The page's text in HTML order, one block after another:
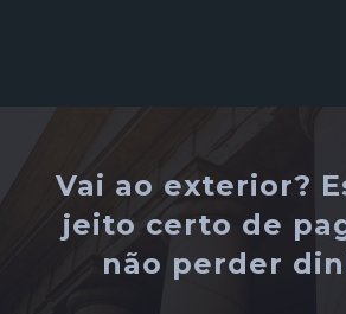
Vai ao exterior?
jeito certo de
não perder